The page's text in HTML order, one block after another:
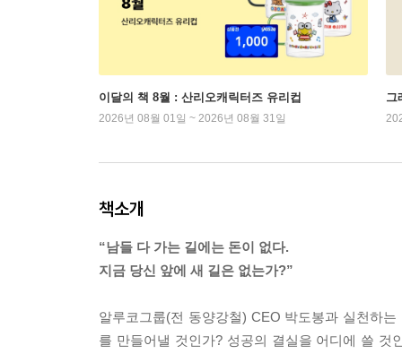
이달의 책 8월 : 산리오캐릭터즈 유리컵
2026년 08월 01일 ~ 2026년 08월 31일
그
책소개
“남들 다 가는 길에는 돈이 없다.
지금 당신 앞에 새 길은 없는가?”
알루코그룹(전 동양강철) CEO 박도봉과 실천하
를 만들어낼 것인가? 성공의 결실을 어디에 쓸 것